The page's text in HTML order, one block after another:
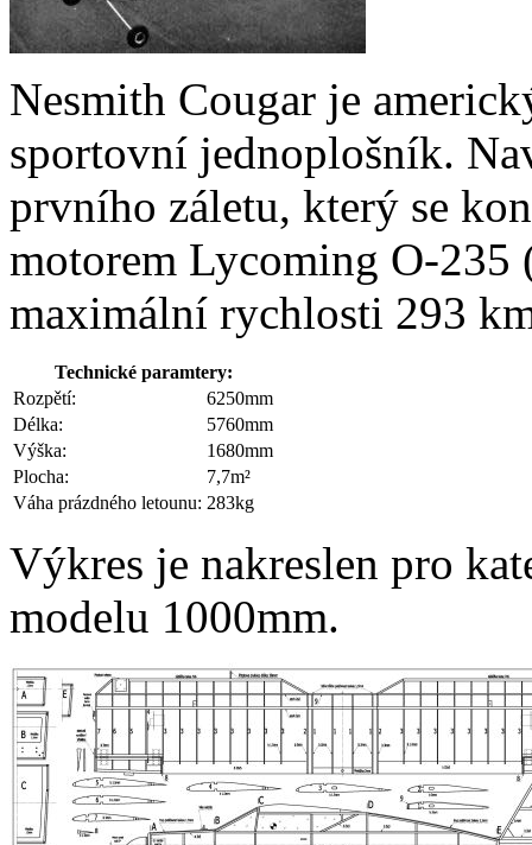
Nesmith Cougar je
sportovní jednoplošník.
prvního záletu, který se
motorem Lycoming O-235
maximální rychlosti 293
Technické paramtery:
Rozpětí:
6250mm
Délka:
5760mm
Výška:
1680mm
Plocha:
7,7m²
Váha prázdného letounu: 283kg
Výkres je nakreslen pro
modelu 1000mm.